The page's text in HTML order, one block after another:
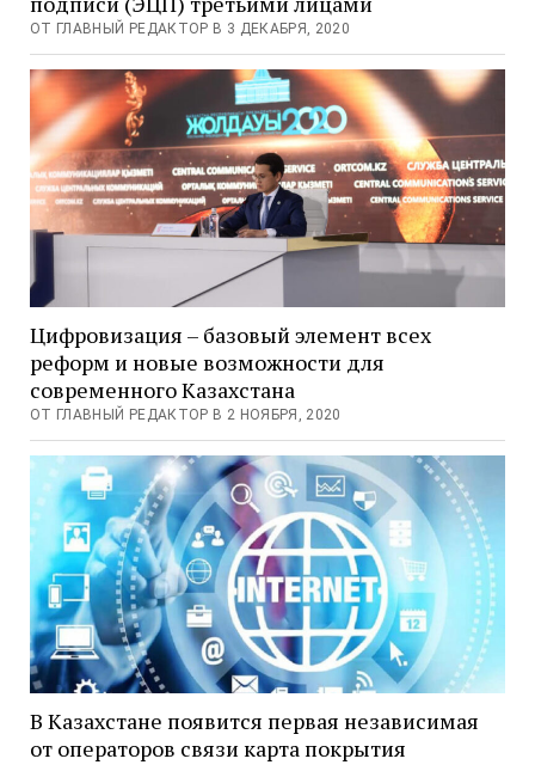
ОТ ГЛАВНЫЙ РЕДАКТОР В 3 ДЕКАБРЯ, 2020
Цифровизация – базовый элемент всех
реформ и новые возможности для
современного Казахстана
ОТ ГЛАВНЫЙ РЕДАКТОР В 2 НОЯБРЯ, 2020
В Казахстане появится первая независимая
от операторов связи карта покрытия